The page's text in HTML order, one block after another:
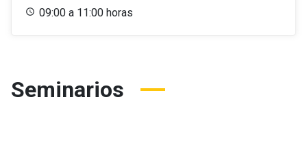
09:00 a 11:00 horas
Seminarios